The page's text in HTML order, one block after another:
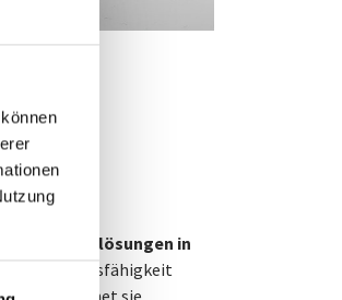
Produktlösungen in
Anpassungsfähigkeit
eröffnet sie